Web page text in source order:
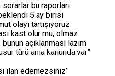
sorarlar bu raporları
5 ay birisi
olayı tartışıyoruz
kast olur mu, olmaz
açıklanması lazım
türü ama kanunda var”
ilan edemezsiniz’